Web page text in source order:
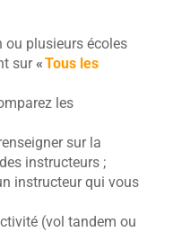
ou plusieurs écoles
sur«Tous les
les
sur la
instructeurs ;
instructeur qui vous
(vol tandem ou